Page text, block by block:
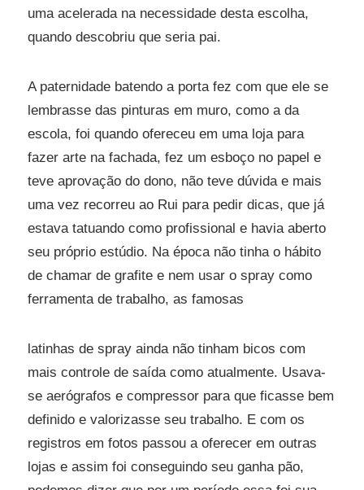
uma acelerada na necessidade desta escolha,
quando descobriu que seria pai.
A paternidade batendo a porta fez com que ele se
lembrasse das pinturas em muro, como a da
escola, foi quando ofereceu em uma loja para
fazer arte na fachada, fez um esboço no papel e
teve aprovação do dono, não teve dúvida e mais
uma vez recorreu ao Rui para pedir dicas, que já
estava tatuando como profissional e havia aberto
seu próprio estúdio. Na época não tinha o hábito
de chamar de grafite e nem usar o spray como
ferramenta de trabalho, as famosas
latinhas de spray ainda não tinham bicos com
mais controle de saída como atualmente. Usava-
se aerógrafos e compressor para que ficasse bem
definido e valorizasse seu trabalho. E com os
registros em fotos passou a oferecer em outras
lojas e assim foi conseguindo seu ganha pão,